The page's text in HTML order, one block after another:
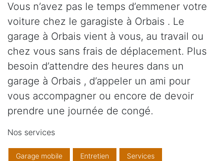
Vous n’avez pas le temps d’emmener votre
voiture chez le garagiste à Orbais . Le
garage à Orbais vient à vous, au travail ou
chez vous sans frais de déplacement. Plus
besoin d’attendre des heures dans un
garage à Orbais , d’appeler un ami pour
vous accompagner ou encore de devoir
prendre une journée de congé.
Nos services
Garage mobile Entretien Services